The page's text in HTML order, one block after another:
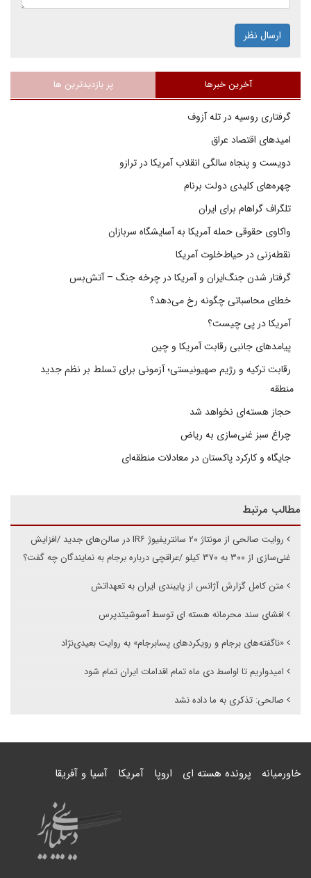
ارسال نظر
آخرین خبرها پر بازدیدترین ها
گرفتاری روسیه در تله آزوف
امیدهای اقتصاد عراق
دویست و پنجاه سالگی انقلاب آمریکا در ترازو
چهره‌های کلیدی دولت برنام
تلگراف گراهام برای ایران
واکاوی حقوقی حمله آمریکا به آسایشگاه سربازان
نقطه‌زنی در حیاط‌خلوت آمریکا
گرفتار شدن جنگ‌ایران و آمریکا در چرخه جنگ – آتش‌بس
خطای محاسباتی چگونه رخ می‌دهد؟
آمریکا در پی چیست؟
پیامدهای جانبی رقابت آمریکا و چین
رقابت ترکیه و رژیم صهیونیستی؛ آزمونی برای تسلط بر نظم جدید
منطقه
حجاز هسته‌ای نخواهد شد
چراغ سبز غنی‌سازی به ریاض
جایگاه و کارکرد پاکستان در معادلات منطقه‌ای
مطالب مرتبط
روایت صالحی از مونتاژ ۲۰ سانتریفیوژ IR۶ در سالن‌های جدید /افزایش
غنی‌سازی از ۳۰۰ به ۳۷۰ کیلو /عراقچی درباره برجام به نمایندگان چه گفت؟
متن کامل گزارش آژانس از پایبندی ایران به تعهداتش
افشای سند محرمانه هسته ای توسط آسوشیتدپرس
«ناگفته‌های برجام و رویکردهای پسابرجام» به روایت بعیدی‌نژاد
امیدواریم تا اواسط دی ماه تمام اقدامات ایران تمام شود
صالحی: تذکری به ما داده نشد
خاورمیانه پرونده هسته ای اروپا آمریکا آسیا و آفریقا